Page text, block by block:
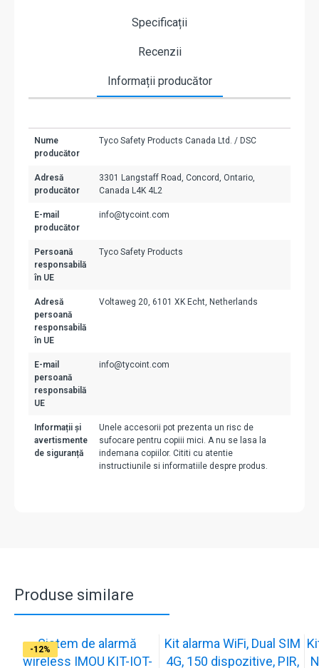
Specificații
Recenzii
Informații producător
Nume
producător
Tyco Safety Products Canada Ltd. / DSC
Adresă
producător
3301 Langstaff Road, Concord, Ontario,
Canada L4K 4L2
E-mail
producător
info@tycoint.com
Persoană
responsabilă
în UE
Tyco Safety Products
Adresă
persoană
responsabilă
în UE
Voltaweg 20, 6101 XK Echt, Netherlands
E-mail
persoană
responsabilă
UE
info@tycoint.com
Informații și
avertismente
de siguranță
Unele accesorii pot prezenta un risc de
sufocare pentru copiii mici. A nu se lasa la
indemana copiilor. Cititi cu atentie
instructiunile si informatiile despre produs.
Produse similare
-31%
Sistem de alarmă
wireless IMOU KIT-IOT-
-12%
Kit alarma WiFi, Dual SIM
4G, 150 dispozitive, PIR,
-29%
-29%
-29%
-29%
-9%
-20%
-12%